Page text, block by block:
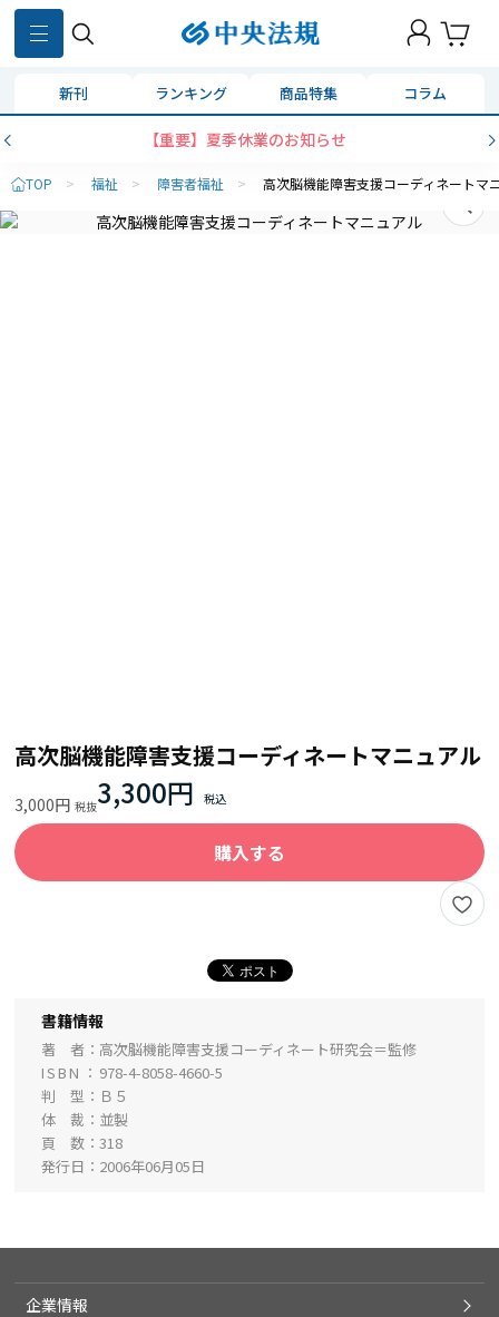
新刊 ランキング 商品特集 コラム
【重要】夏季休業のお知らせ
TOP > 福祉 > 障害者福祉 > 高次脳機能障害支援コーディネートマ
高次脳機能障害支援コーディネートマニュアル
3,000円 3,300円
購入する
書籍情報
著 者
高次脳機能障害支援コーディネート研究会＝監修
ISBN
978-4-8058-4660-5
判 型
Ｂ５
体 裁
並製
頁 数
318
発行日
2006年06月05日
企業情報